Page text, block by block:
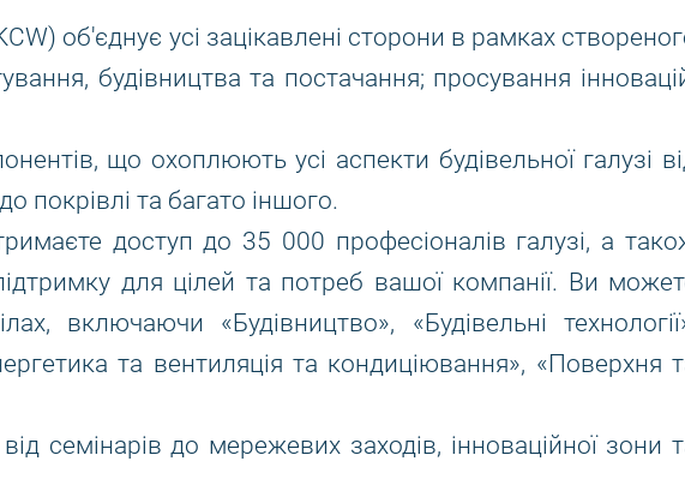
об'єднує усі зацікавлені сторони в рамках
будівництва та постачання; просування
що охоплюють усі аспекти будівельної галузі
покрівлі та багато іншого.
доступ до 35 000 професіоналів галузі, а
для цілей та потреб вашої компанії. Ви
включаючи «Будівництво», «Будівельні
та вентиляція та кондиціювання», «Поверхня
семінарів до мережевих заходів, інноваційної зони